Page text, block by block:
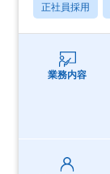
正社員採用
業務内容